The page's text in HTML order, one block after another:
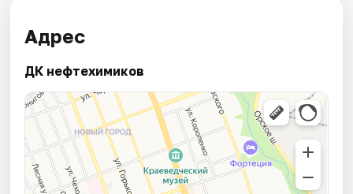
Адрес
ДК нефтехимиков